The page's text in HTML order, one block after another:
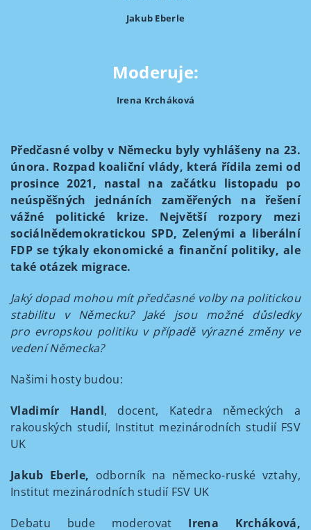
Jakub Eberle
Moderuje:
Irena Krcháková
Předčasné volby v Německu byly vyhlášeny na 23.
února. Rozpad koaliční vlády, která řídila zemi od
prosince 2021, nastal na začátku listopadu po
neúspěšných jednáních zaměřených na řešení
vážné politické krize. Největší rozpory mezi
sociálnědemokratickou SPD, Zelenými a liberální
FDP se týkaly ekonomické a finanční politiky, ale
také otázek migrace.
Jaký dopad mohou mít předčasné volby na politickou
stabilitu v Německu? Jaké jsou možné důsledky
pro evropskou politiku v případě výrazné změny ve
vedení Německa?
Našimi hosty budou:
Vladimír Handl, docent, Katedra německých a
rakouských studií, Institut mezinárodních studií FSV
UK
Jakub Eberle, odborník na německo-ruské vztahy,
Institut mezinárodních studií FSV UK
Debatu bude moderovat Irena Krcháková,